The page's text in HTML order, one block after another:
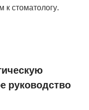
к стоматологу.
руководство